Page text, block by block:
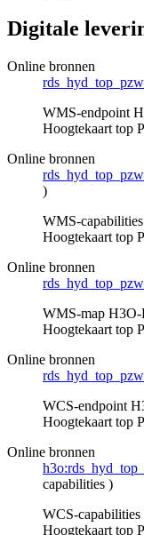
Digitale
Online bronnen
WMS-endpoint
Hoogtekaart top
Online bronnen
)
WMS-
Hoogtekaart top
Online bronnen
WMS-map H3O-
Hoogtekaart top
Online bronnen
WCS-endpoint
Hoogtekaart top
Online bronnen
capabilities )
WCS-
Hoogtekaart top